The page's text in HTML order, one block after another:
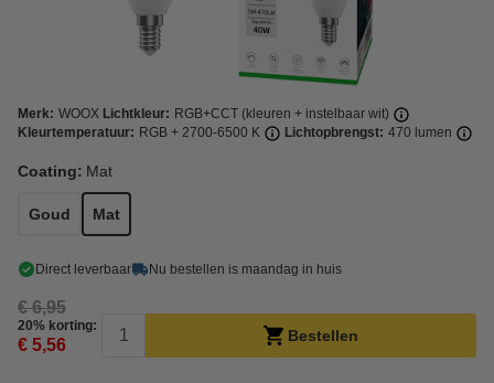
Merk: WOOX Lichtkleur: RGB+CCT (kleuren + instelbaar wit)
Kleurtemperatuur: RGB + 2700-6500 K Lichtopbrengst: 470 lumen
Coating: Mat
Goud Mat
Direct leverbaar Nu bestellen is maandag in huis
€ 6,95
20% korting:
€ 5,56 Bestellen